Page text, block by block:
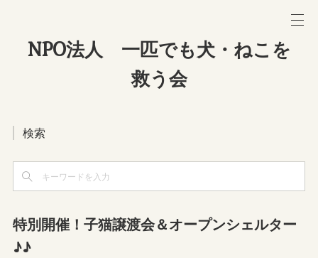
NPO法人 一匹でも犬・ねこを
救う会
検索
特別開催！子猫譲渡会＆オープンシェルター
♪♪